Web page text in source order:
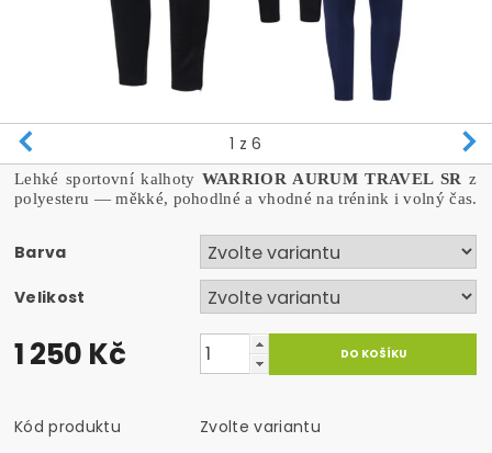
1 z 6
Lehké sportovní kalhoty WARRIOR AURUM TRAVEL SR z
polyesteru — měkké, pohodlné a vhodné na trénink i volný čas.
Barva
Velikost
1 250 Kč
Kód produktu
Zvolte variantu